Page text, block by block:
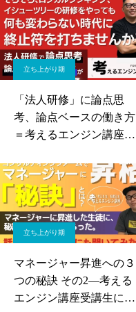
立ち上がり期
「法人研修」に論点思
考、論点ベースの働き方
＝考えるエンジン講座を
立ち上がり期
マネージャー昇進への３
つの秘訣 その2—考える
エンジン講座受講生に聞